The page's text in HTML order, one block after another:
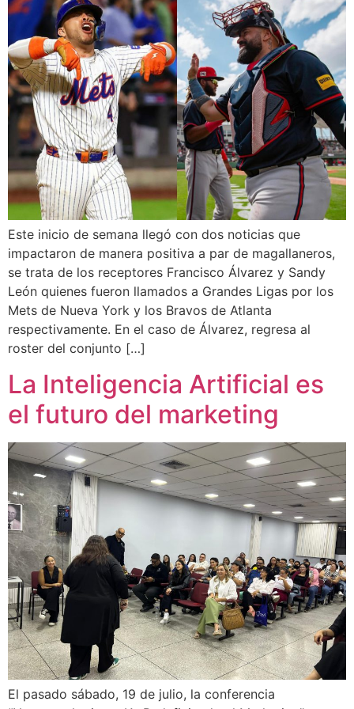
Este inicio de semana llegó con dos noticias que
impactaron de manera positiva a par de magallaneros,
se trata de los receptores Francisco Álvarez y Sandy
León quienes fueron llamados a Grandes Ligas por los
Mets de Nueva York y los Bravos de Atlanta
respectivamente. En el caso de Álvarez, regresa al
roster del conjunto […]
La Inteligencia Artificial es
el futuro del marketing
El pasado sábado, 19 de julio, la conferencia